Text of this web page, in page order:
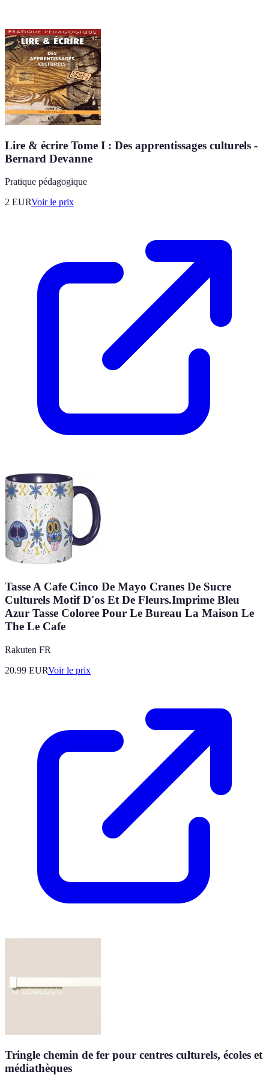
Lire & écrire Tome I : Des apprentissages culturels -
Bernard Devanne
Pratique pédagogique
2 EURVoir le prix
Tasse A Cafe Cinco De Mayo Cranes De Sucre
Culturels Motif D'os Et De Fleurs.Imprime Bleu
Azur Tasse Coloree Pour Le Bureau La Maison Le
The Le Cafe
Rakuten FR
20.99 EURVoir le prix
Tringle chemin de fer pour centres culturels, écoles et
médiathèques